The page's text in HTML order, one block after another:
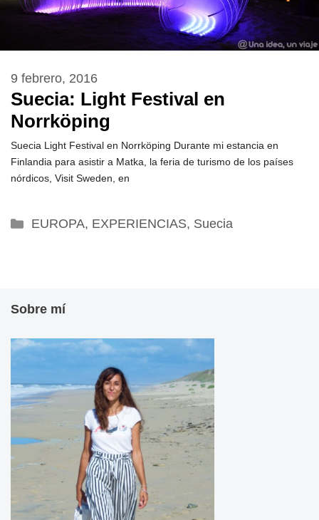
Suecia: Light Festival en
Norrköping
9 febrero, 2016
Suecia Light Festival en Norrköping Durante mi estancia en
Finlandia para asistir a Matka, la feria de turismo de los países
nórdicos, Visit Sweden, en
Categorías
EUROPA, EXPERIENCIAS, Suecia
Sobre mí